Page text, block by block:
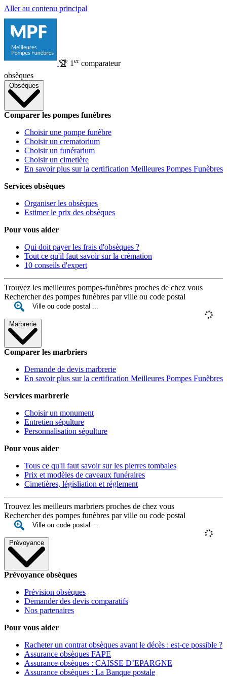
Aller au contenu principal
🏆 1 ercomparateur
obsèques
Obsèques
Comparer les pompes funèbres
Choisir une pompe funèbre
Choisir un crematorium
Choisir un funérarium
Choisir un cimetière
En savoir plus sur la certification Meilleures Pompes Funèbres
Services obsèques
Organiser les obsèques
Estimer le prix des obsèques
Pour vous aider
Qui doit payer les frais d'obsèques ?
Tout ce qu'il faut savoir sur la crémation
10 conseils d'expert
Trouvez les meilleures pompes-funèbres proches de chez vous
Rechercher des pompes funèbres par ville ou code postal
Marbrerie
Comparer les marbriers
Demande de devis marbrerie
En savoir plus sur la certification Meilleures Pompes Funèbres
Services marbrerie
Choisir un monument
Entretien sépulture
Personnalisation sépulture
Pour vous aider
Tous ce qu'il faut savoir sur les pierres tombales
Prix et modèles de caveaux funéraires
Cimetières, législiation et réglement
Trouvez les meilleurs marbriers proches de chez vous
Rechercher des pompes funèbres par ville ou code postal
Prévoyance
Prévoyance obsèques
Prévision obsèques
Demander des devis comparatifs
Nos partenaires
Pour vous aider
Racheter un contrat obsèques avant le décès : est-ce possible ?
Assurance obsèques FAPE
Assurance obsèques : CAISSE D’EPARGNE
Assurance obsèques : La Banque postale